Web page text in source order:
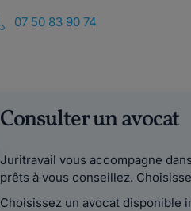
07 50 83 90 74
Consulter un avocat
Juritravail vous accompagne
prêts à vous conseillez.
Choisissez un avocat disponible